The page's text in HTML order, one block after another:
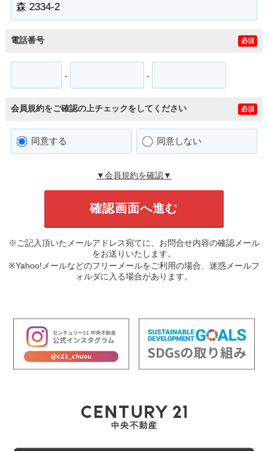
電話番号 必須
- -
会員規約をご確認の上チェックをしてください 必須
同意する 同意しない
▼会員規約を確認▼
※ご記入頂いたメールアドレス宛てに、お問合せ内容の確認メール
をお送りいたします。
※Yahoo!メールなどのフリーメールをご利用の場合、迷惑メールフ
ォルダに入る場合があります。